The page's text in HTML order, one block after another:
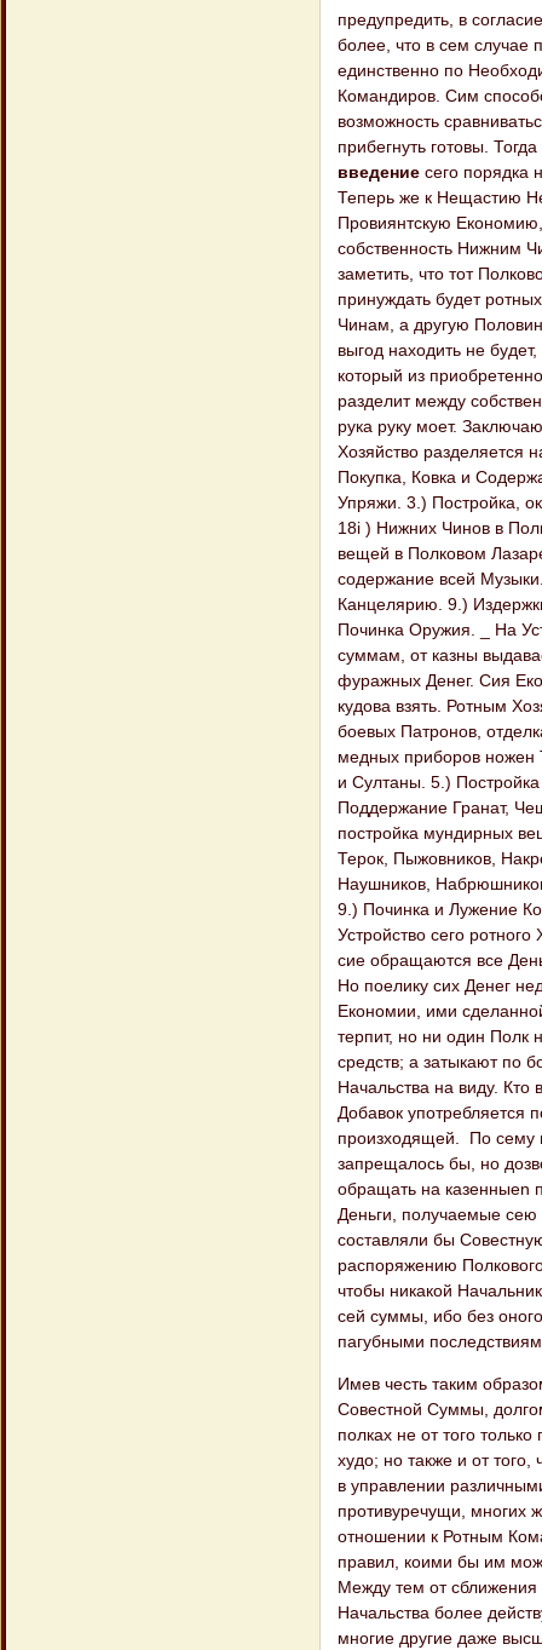
предупредить, в
более, что в сем случае
единственно по
Командиров. Сим
возможность
прибегнуть готовы.
введение сего порядка
Теперь же к Нещастию
Провиянтскую
собственность Нижним
заметить, что тот
принуждать будет
Чинам, а другую
выгод находить не
который из
разделит между
рука руку моет.
Хозяйство разделяется
Покупка, Ковка и
Упряжи. 3.) Постройка,
18i ) Нижних Чинов в
вещей в Полковом
содержание всей
Канцелярию. 9.)
Починка Оружия. _ На
суммам, от казны
фуражных Денег. Сия
кудова взять. Ротным
боевых Патронов,
медных приборов
и Султаны. 5.)
Поддержание Гранат,
постройка мундирных
Терок, Пыжовников,
Наушников,
9.) Починка и Лужение
Устройство сего
сие обращаются все
Но поелику сих Денег
Економии, ими
терпит, но ни один Полк
средств; а затыкают по
Начальства на виду. Кто
Добавок употребляется
произходящей. По сему
запрещалось бы, но
обращать на казенныеn
Деньги, получаемые
составляли бы
распоряжению
чтобы никакой
сей суммы, ибо без
пагубными
Имев честь таким
Совестной Суммы,
полках не от того
худо; но также и от
в управлении
противуречущи, многих
отношении к Ротным
правил, коими бы им
Между тем от
Начальства более
многие другие даже